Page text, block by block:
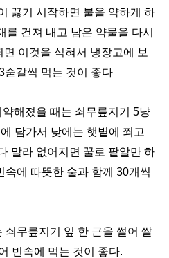
끓기 시작하면 불을 약하게 하
를 건져 내고 남은 약물을 다시
이것을 식혀서 냉장고에 보
숟갈씩 먹는 것이 좋다
해졌을 때는 쇠무릎지기 5냥
담가서 낮에는 햇볕에 쬐고
말라 없어지면 꿀로 팥알만 하
속에 따뜻한 술과 함께 30개씩
쇠무릎지기 잎 한 근을 썰어 쌀
빈속에 먹는 것이 좋다.